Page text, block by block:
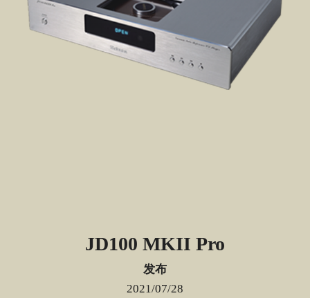
JD100 MKII Pro
发布
2021/07/28